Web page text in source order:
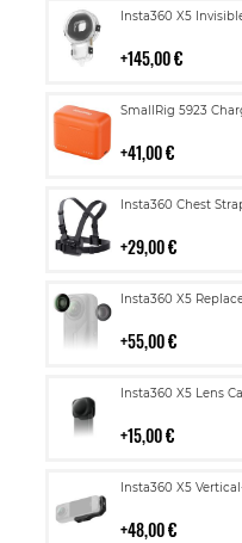
Insta360 X5
145,00 €
Lisää
SmallRig 5923
41,00 €
Lisää
Insta360 Chest
29,00 €
Lisää
Insta360 X5
55,00 €
Lisää
Insta360 X5 Lens
15,00 €
Lisää
Insta360 X5
48,00 €
Lisää